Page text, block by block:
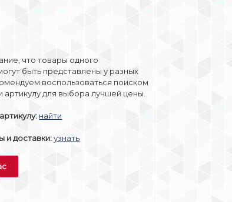
что товары одного
быть представлены у разных
воспользоваться поиском
артикулу для выбора лучшей цены.
найти
и доставки: узнать